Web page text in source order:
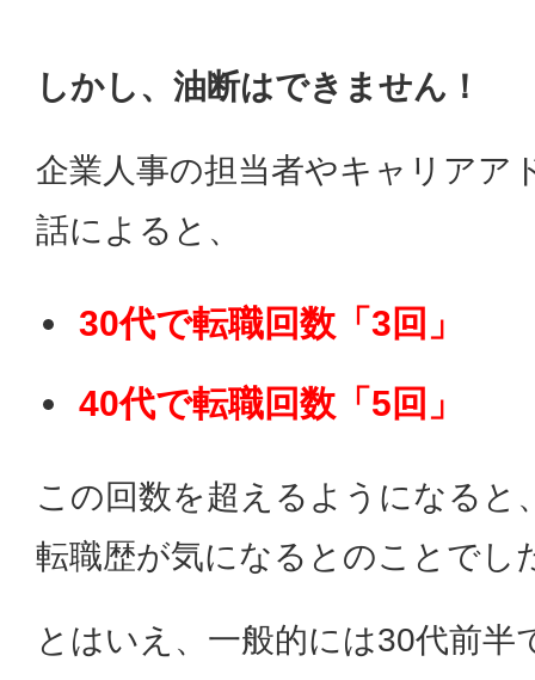
しかし、油断はできません！
企業人事の担当者やキャリアア
話によると、
30代で転職回数「3回」
40代で転職回数「5回」
この回数を超えるようになると
転職歴が気になるとのことでし
とはいえ、一般的には30代前半